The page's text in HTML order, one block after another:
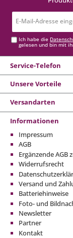
Ich habe die
gelesen und bin mit
Service-Telefon
Unsere Vorteile
Versandarten
Informationen
Impressum
AGB
Ergänzende AGB
Widerrufsrecht
Versand und
Batteriehinweise
Foto- und
Newsletter
Partner
Kontakt